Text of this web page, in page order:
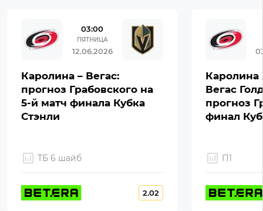
03:00
ПЯТНИЦА
12.06.2026
Каролина – Вегас:
прогноз Грабовского на
5-й матч финала Кубка
Стэнли
ТБ 6 шайб
2.02
Каролина
Вегас
прогноз
финал
П1